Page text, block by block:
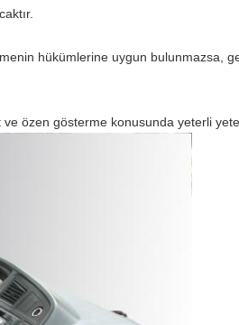
hükümlerine uygun bulunmazsa,
özen gösterme konusunda yeterli